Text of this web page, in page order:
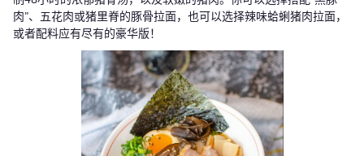
肉”、五花肉或猪里脊的豚骨拉面，也可以选择辣味蛤蜊猪肉拉面，
或者配料应有尽有的豪华版！